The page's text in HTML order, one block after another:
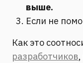
выше.
Если не
Как это
разработчиков